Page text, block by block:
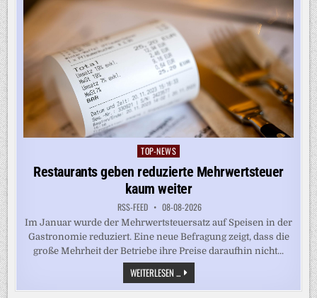
Posted
TOP-NEWS
Restaurants geben reduzierte Mehrwertsteuer
kaum weiter
RSS-FEED 08-08-2026
Im Januar wurde der Mehrwertsteuersatz auf Speisen in der
Gastronomie reduziert. Eine neue Befragung zeigt, dass die
große Mehrheit der Betriebe ihre Preise daraufhin nicht...
WEITERLESEN ... RESTAURANTS
GEBEN
REDUZIERTE